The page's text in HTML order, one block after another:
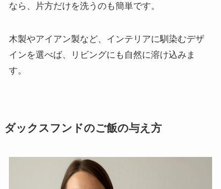
なら、片方だけを洗うのも簡単です。
木製やアイアン製など、インテリアに馴染むデザ
インを選べば、リビングにも自然に溶け込みま
す。
ダックスフンドのご飯の与え方